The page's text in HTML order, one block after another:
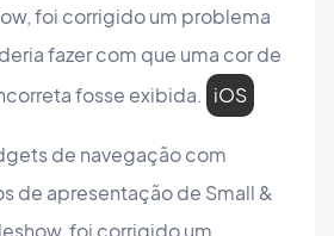
foi corrigido um problema
fazer com que uma cor de
fosse exibida. iOS
de navegação com
de apresentação de Small &
foi corrigido um